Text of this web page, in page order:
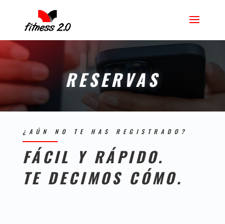
RESERVAS
¿AÚN NO TE HAS REGISTRADO?
FÁCIL Y RÁPIDO.
TE DECIMOS CÓMO.